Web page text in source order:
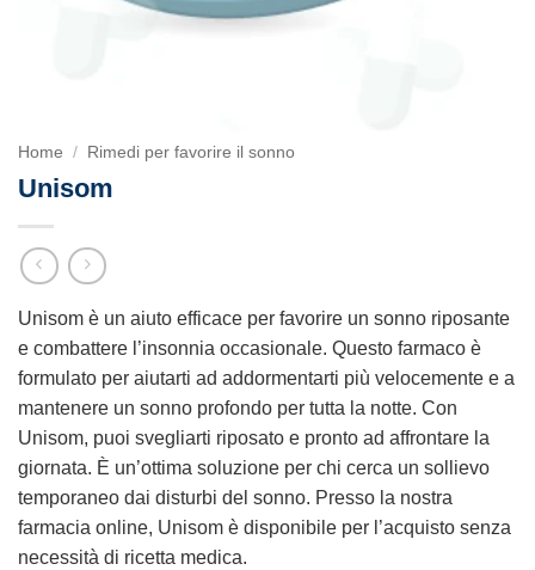
Home / Rimedi per favorire il sonno
Unisom
Unisom è un aiuto efficace per favorire un sonno riposante
e combattere l’insonnia occasionale. Questo farmaco è
formulato per aiutarti ad addormentarti più velocemente e a
mantenere un sonno profondo per tutta la notte. Con
Unisom, puoi svegliarti riposato e pronto ad affrontare la
giornata. È un’ottima soluzione per chi cerca un sollievo
temporaneo dai disturbi del sonno. Presso la nostra
farmacia online, Unisom è disponibile per l’acquisto senza
necessità di ricetta medica.